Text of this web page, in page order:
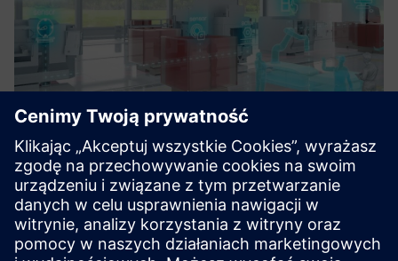
EDAG PS Universal
EPSU is a modular automation platform enabling fast
integration, protocol support, and scalable control with